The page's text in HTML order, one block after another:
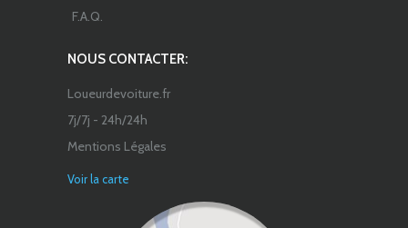
F.A.Q.
NOUS CONTACTER:
Loueurdevoiture.fr
7j/7j - 24h/24h
Mentions Légales
Voir la carte